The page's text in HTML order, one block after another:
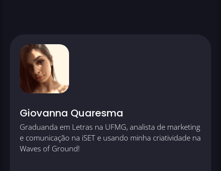
Giovanna Quaresma
Graduanda em Letras na UFMG, analista de marketing
e comunicação na iSET e usando minha criatividade na
Waves of Ground!